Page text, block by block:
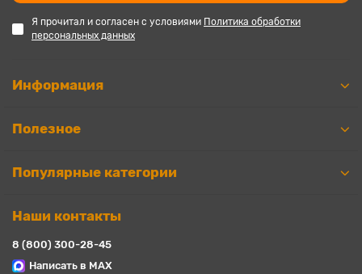
Я прочитал и согласен с условиями Политика обработки
персональных данных
Информация
Полезное
Популярные категории
Наши контакты
8 (800) 300-28-45
Написать в MAX